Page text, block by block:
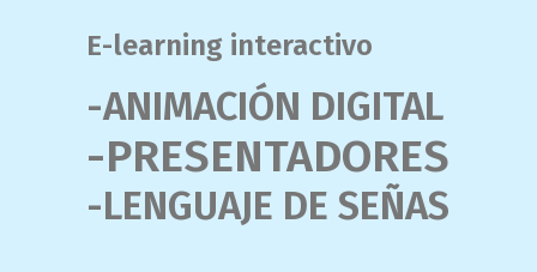
E-learning interactivo
-ANIMACIÓN DIGITAL
-PRESENTADORES
-LENGUAJE DE SEÑAS